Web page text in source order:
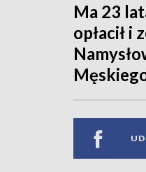
Ma 23
opłacił i